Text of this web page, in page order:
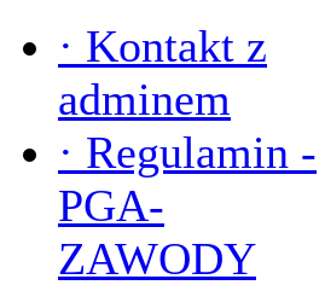
· Kontakt z
adminem
· Regulamin -
PGA-
ZAWODY